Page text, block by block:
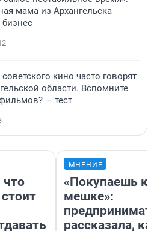
мама из Архангельска
кино часто говорят
области. Вспомните
— тест
что
МНЕНИЕ
«Покупаешь
мешке»:
рассказала,